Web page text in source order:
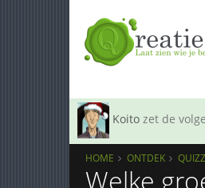
Koito zet de
HOME ONTDEK
Welke